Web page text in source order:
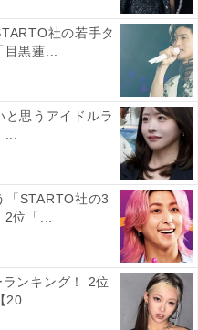
いうイメージ！」との声
に楽曲や振り付けが大バ
で急速に浸透を広げ、今
さを見せて首位を獲得し
All About ニュース編集
話題から世の中の動きまで、暮
して？」を分かりやすく伝え
。お金や仕事、恋愛、ITに関
く回答するほか、エンタメ情
...続きを読む
社の若手タ
目黒蓮...
と思うアイドルラ
...
「STARTO社の3
2位「...
ランキング！ 2位
20...